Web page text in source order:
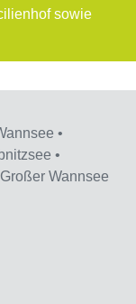
sowie
•
•
Wannsee